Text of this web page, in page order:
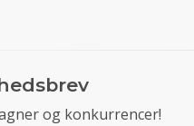
og konkurrencer!